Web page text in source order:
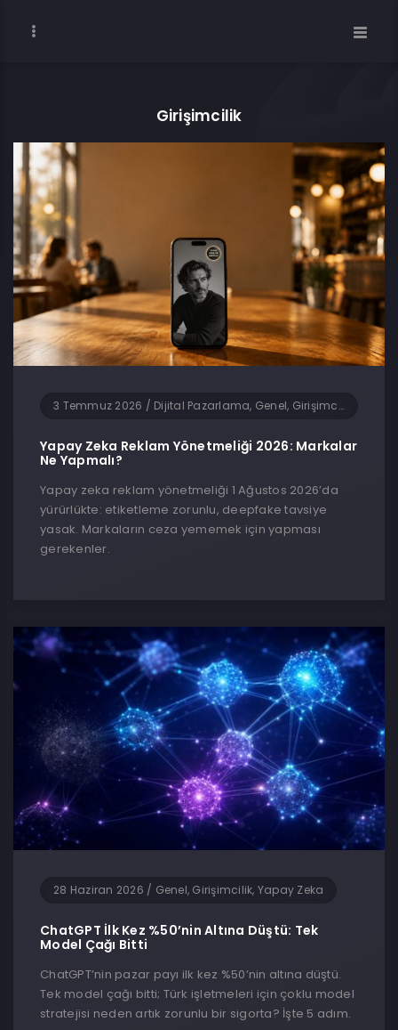
Girişimcilik
3 Temmuz 2026 / Dijital Pazarlama, Genel, Girişimcilik, Güncel Haberler, Sosyal Medya, Teknoloji, Yapay Zeka
Yapay Zeka Reklam Yönetmeliği 2026: Markalar
Ne Yapmalı?
Yapay zeka reklam yönetmeliği 1 Ağustos 2026’da
yürürlükte: etiketleme zorunlu, deepfake tavsiye
yasak. Markaların ceza yememek için yapması
gerekenler.
28 Haziran 2026 / Genel, Girişimcilik, Yapay Zeka
ChatGPT İlk Kez %50’nin Altına Düştü: Tek
Model Çağı Bitti
ChatGPT’nin pazar payı ilk kez %50’nin altına düştü.
Tek model çağı bitti; Türk işletmeleri için çoklu model
stratejisi neden artık zorunlu bir sigorta? İşte 5 adım.